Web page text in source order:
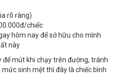
rõ ràng)
chiếc
hôm nay để sở hữu cho mình
này
mút khi chạy trên đường, tránh
sinh mệt thì đây là chiếc bình